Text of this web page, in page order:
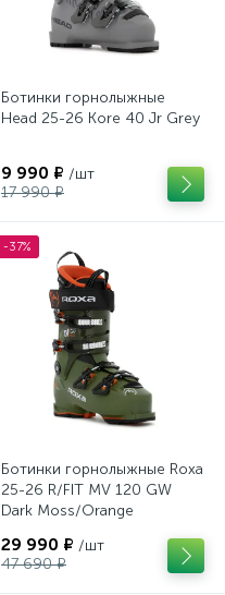
Ботинки горнолыжные
Head 25-26 Kore 40 Jr Grey
9 990 ₽ /шт
17 990 ₽
-37%
Ботинки горнолыжные Roxa
25-26 R/FIT MV 120 GW
Dark Moss/Orange
29 990 ₽ /шт
47 690 ₽